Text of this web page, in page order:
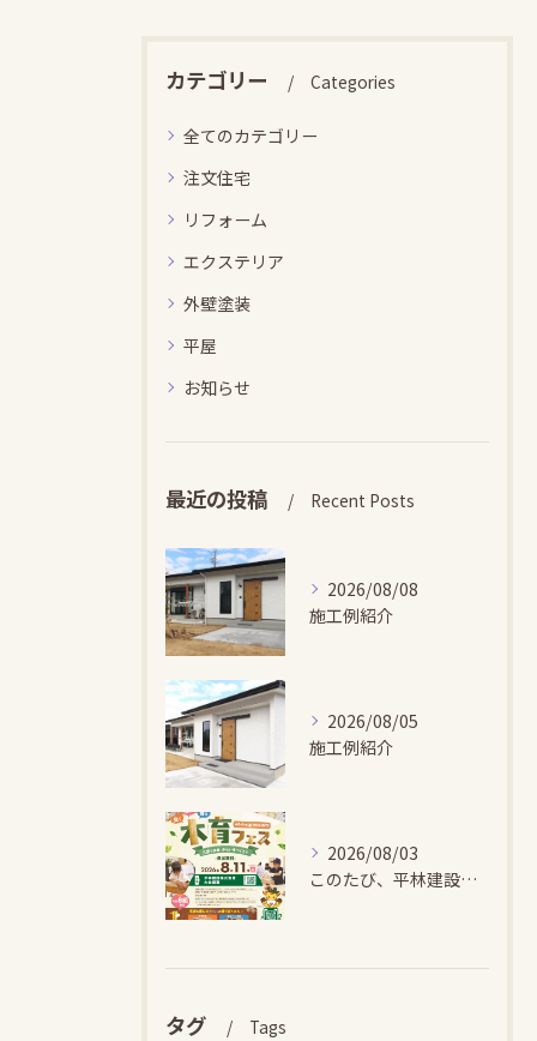
カテゴリー Categories
全てのカテゴリー
注文住宅
リフォーム
エクステリア
外壁塗装
平屋
お知らせ
最近の投稿 Recent Posts
2026/08/08
施工例紹介
2026/08/05
施工例紹介
2026/08/03
このたび、平林建設では、お子さまが木とふれあい・木について学...
タグ Tags